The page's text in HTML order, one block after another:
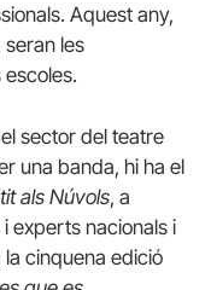
Aquest any,
les
sector del teatre
una banda, hi ha el
als Núvols, a
experts nacionals i
cinquena edició